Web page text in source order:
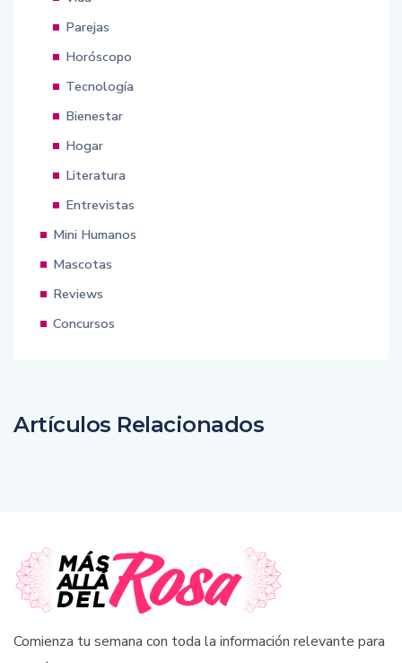
Parejas
Horóscopo
Tecnología
Bienestar
Hogar
Literatura
Entrevistas
Mini Humanos
Mascotas
Reviews
Concursos
Artículos Relacionados
Comienza tu semana con toda la información relevante para